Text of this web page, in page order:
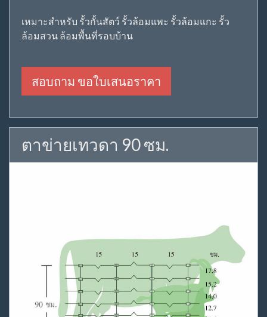
เหมาะสำหรับ รั้วกั้นสัตว์ รั้วล้อมแพะ รั้วล้อมแกะ รั้ว
ล้อมสวน ล้อมพื้นที่รอบบ้าน
สอบถาม ขอใบเสนอราคา
ตาข่ายเทวดา 90 ซม.